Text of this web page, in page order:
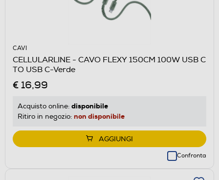
CAVI
CELLULARLINE - CAVO FLEXY 150CM 100W USB C
TO USB C-Verde
€ 16,99
Acquisto online: disponibile
Ritiro in negozio: non disponibile
AGGIUNGI
Confronta